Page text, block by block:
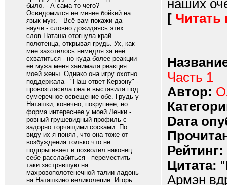
было. - А сама-то чего?
Осведомился не менее бойкий на
язык муж. - Всё вам покажи да
научи - словно дожидаясь этих
слов Наташа отогнула край
полотенца, открывая грудь. Ух, как
мне захотелось немедля за неё
схватиться - но куда более реакции
её мужа меня занимала реакция
моей жены. Однако она игру охотно
поддержала - "Наш ответ Керзону" -
провозгласила она и выставила под
сумеречное освещение обе. Грудь у
Наташки, конечно, покрупнее, но
форма интереснее у моей Ленки -
ровный грушевидный профиль с
задорно торчащими сосками. По
виду их я понял, что она тоже от
возбуждения только что не
подпрыгивает и позволил наконец
себе расслабиться - переместить-
таки застрявшую на
махровополотенечной талии ладонь
на Наташкино великолепие. Игорь
наших
[ Читать
Часть 1
Автор:
Dата
Рейтинг:
Цитата:
Армэн